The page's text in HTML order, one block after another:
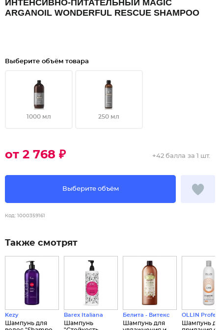
ИНТЕНСИВНО-ПИТАТЕЛЬНЫЙ MAGIC
ARGANOIL WONDERFUL RESCUE SHAMPOO
Выберите объём товара
1000 мл 250 мл
от 2 768 ₽
Выберите объём
+42 балла за 1 шт.
Код: 1000359161
Также смотрят
Kezy
Шампунь для
Barex Italiana
Шампунь
Белита - Витекс
Шампунь для
OLLIN
Шампунь